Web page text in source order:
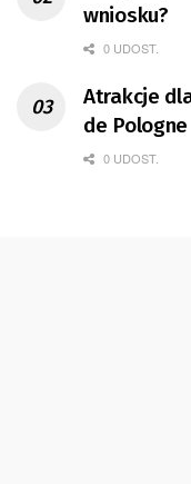
wniosku?
0 UDOST.
Atrakcje
de Pologne
0 UDOST.